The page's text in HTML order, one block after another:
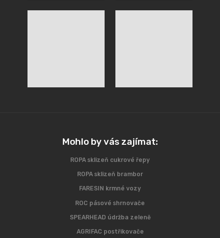
Mohlo by vás zajímat:
ROPA sklizeň cukrové řepy
ROPA sklizeň brambor
FARESIN krmné vozy
ROC pásové shrnovače
SPEARHEAD údržba zeleně
AGRIFAC postřikovače